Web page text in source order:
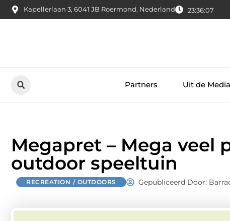
Kapellerlaan 3, 6041 JB Roermond, Nederland 23:36:08
Partners Uit de Media
Megapret – Mega veel
outdoor speeltuin
RECREATION / OUTDOORS Gepubliceerd Door: